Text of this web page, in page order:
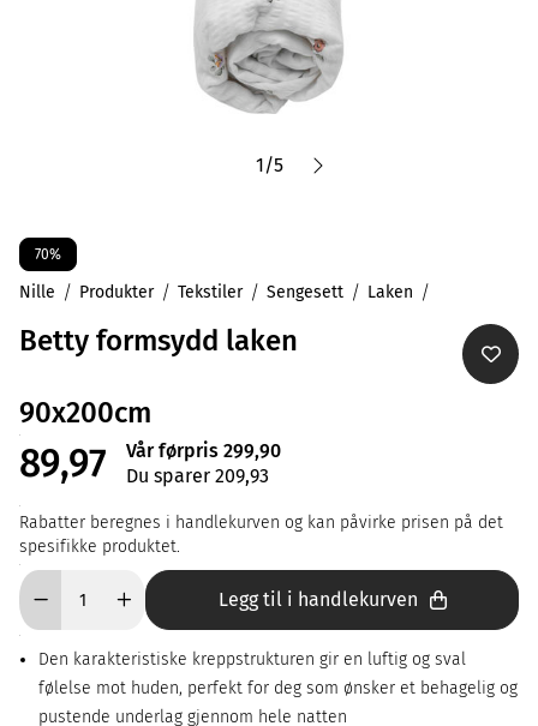
1/5
70%
Nille Produkter Tekstiler Sengesett Laken
Betty formsydd laken
90x200cm
89,97
Vår førpris 299,90
Du sparer 209,93
Rabatter beregnes i handlekurven og kan påvirke prisen på det
spesifikke produktet.
Legg til i handlekurven
Den karakteristiske kreppstrukturen gir en luftig og sval
følelse mot huden, perfekt for deg som ønsker et behagelig og
pustende underlag gjennom hele natten